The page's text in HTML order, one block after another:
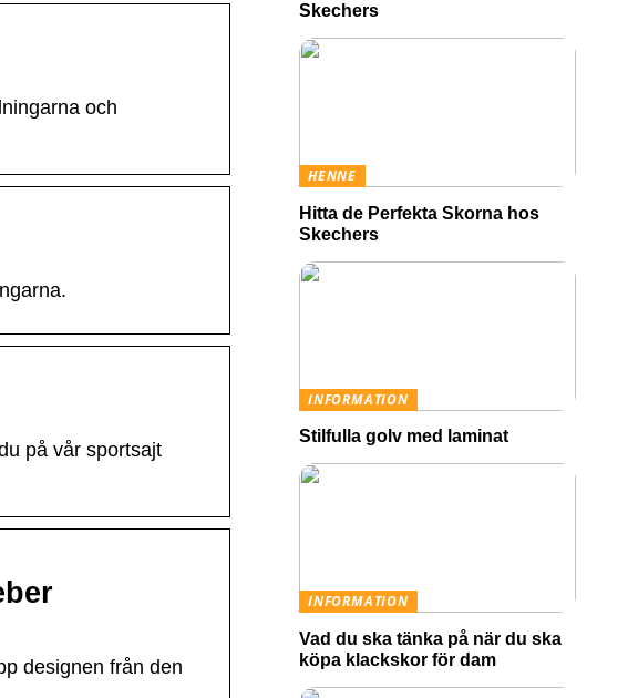
och
på vår sportsajt
designen från den
Skechers
HENNE
Hitta de Perfekta Skorna hos
Skechers
INFORMATION
Stilfulla golv med laminat
INFORMATION
Vad du ska tänka på när du ska
köpa klackskor för dam